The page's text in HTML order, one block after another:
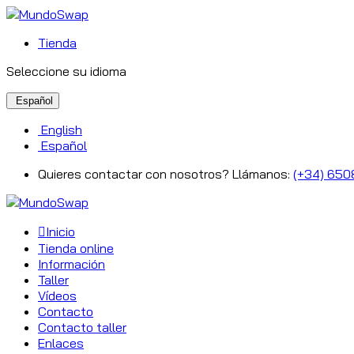
Tienda
Seleccione su idioma
Español
English
Español
Quieres contactar con nosotros? Llámanos: (+34)
Inicio
Tienda online
Información
Taller
Vídeos
Contacto
Contacto taller
Enlaces